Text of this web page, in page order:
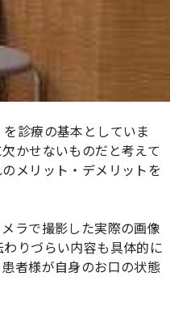
診療の基本としていま
かせないものだと考えて
メリット・デメリットを
ラで撮影した実際の画像
りづらい内容も具体的に
者様が自身のお口の状態